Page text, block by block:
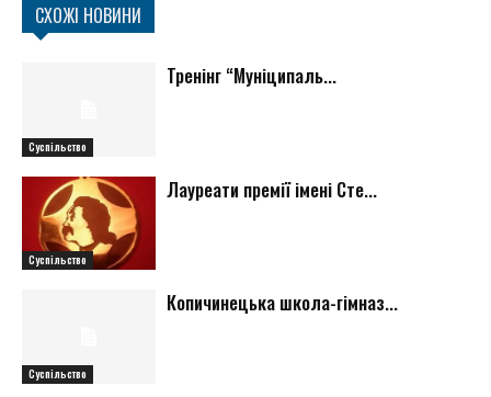
СХОЖІ НОВИНИ
Суспільство
Тренінг “Муніципаль...
Суспільство
Лауреати премії імені Сте...
Суспільство
Копичинецька школа-гімназ...